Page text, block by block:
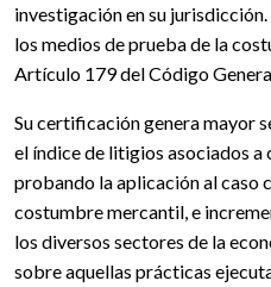
investigación en su
los medios de prueba de la
Artículo 179 del Código
Su certificación genera mayor
el índice de litigios asociados a
probando la aplicación al caso
costumbre mercantil, e
los diversos sectores de la
sobre aquellas prácticas